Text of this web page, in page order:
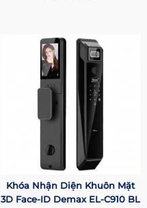
Khóa Nhận Diện Khuôn Mặt
3D Face-ID Demax EL-C910 BL